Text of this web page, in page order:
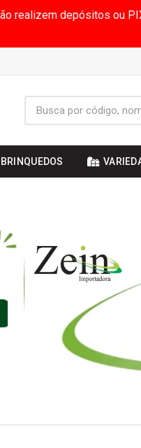
realizem depósitos ou
BRINQUEDOS